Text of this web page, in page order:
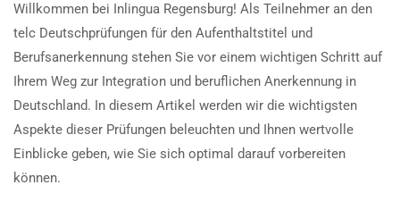
Willkommen bei Inlingua Regensburg! Als Teilnehmer an den
telc Deutschprüfungen für den Aufenthaltstitel und
Berufsanerkennung stehen Sie vor einem wichtigen Schritt auf
Ihrem Weg zur Integration und beruflichen Anerkennung in
Deutschland. In diesem Artikel werden wir die wichtigsten
Aspekte dieser Prüfungen beleuchten und Ihnen wertvolle
Einblicke geben, wie Sie sich optimal darauf vorbereiten
können.